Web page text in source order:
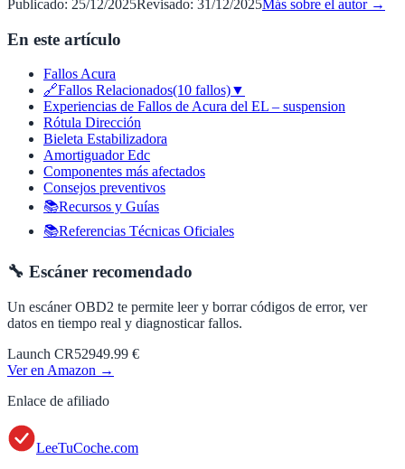
Publicado: 25/12/2025Revisado: 31/12/2025Más sobre el autor →
En este artículo
Fallos Acura
🔗Fallos Relacionados(10 fallos)▼
Experiencias de Fallos de Acura del EL – suspension
Rótula Dirección
Bieleta Estabilizadora
Amortiguador Edc
Componentes más afectados
Consejos preventivos
📚Recursos y Guías
📚Referencias Técnicas Oficiales
🔧 Escáner recomendado
Un escáner OBD2 te permite leer y borrar códigos de error, ver
datos en tiempo real y diagnosticar fallos.
Launch CR52949.99 €
Ver en Amazon →
Enlace de afiliado
LeeTuCoche.com